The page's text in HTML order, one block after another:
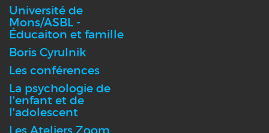
Université de
Mons/ASBL -
Éducaiton et famille
Boris Cyrulnik
Les conférences
La psychologie de
l'enfant et de
l'adolescent